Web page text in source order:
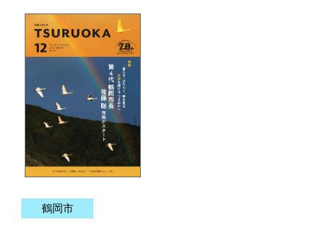
鶴岡市
このサイトについて
運営会社
ご利用ガイド
よくある質問
サイトマップ